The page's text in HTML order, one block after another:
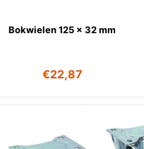
Bokwielen 125 x 32 mm
€22,87